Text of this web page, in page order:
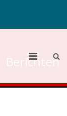
Berichten